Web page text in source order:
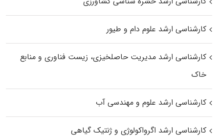
کارشناسی ارشد علوم دام و طیور
کارشناسی ارشد مدیریت حاصلخیزی، زیست فناوری و منابع
خاک
کارشناسی ارشد علوم و مهندسی آب
کارشناسی ارشد اگرواکولوژی و ژنتیک گیاهی